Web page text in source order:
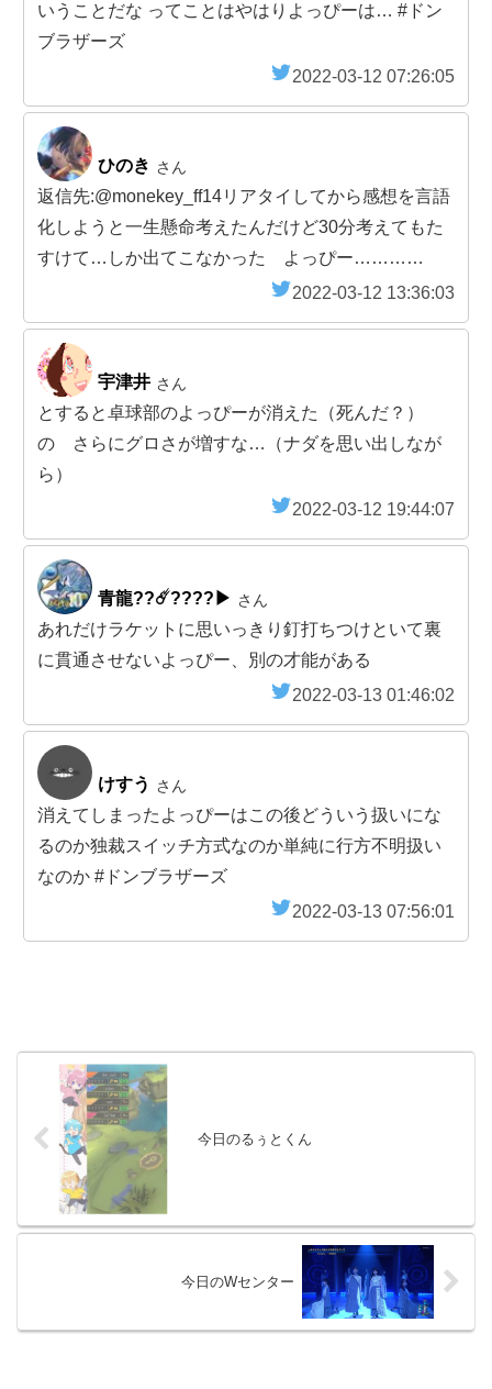
いうことだな ってことはやはりよっぴーは… #ドン
ブラザーズ
2022-03-12 07:26:05
ひのき さん
返信先:@monekey_ff14リアタイしてから感想を言語
化しようと一生懸命考えたんだけど30分考えてもた
すけて…しか出てこなかった よっぴー…………
2022-03-12 13:36:03
宇津井 さん
とすると卓球部のよっぴーが消えた（死んだ？）
の さらにグロさが増すな…（ナダを思い出しなが
ら）
2022-03-12 19:44:07
青龍??☄️????▶︎ さん
あれだけラケットに思いっきり釘打ちつけといて裏
に貫通させないよっぴー、別の才能がある
2022-03-13 01:46:02
けすう さん
消えてしまったよっぴーはこの後どういう扱いにな
るのか独裁スイッチ方式なのか単純に行方不明扱い
なのか #ドンブラザーズ
2022-03-13 07:56:01
今日のるぅとくん
今日のWセンター